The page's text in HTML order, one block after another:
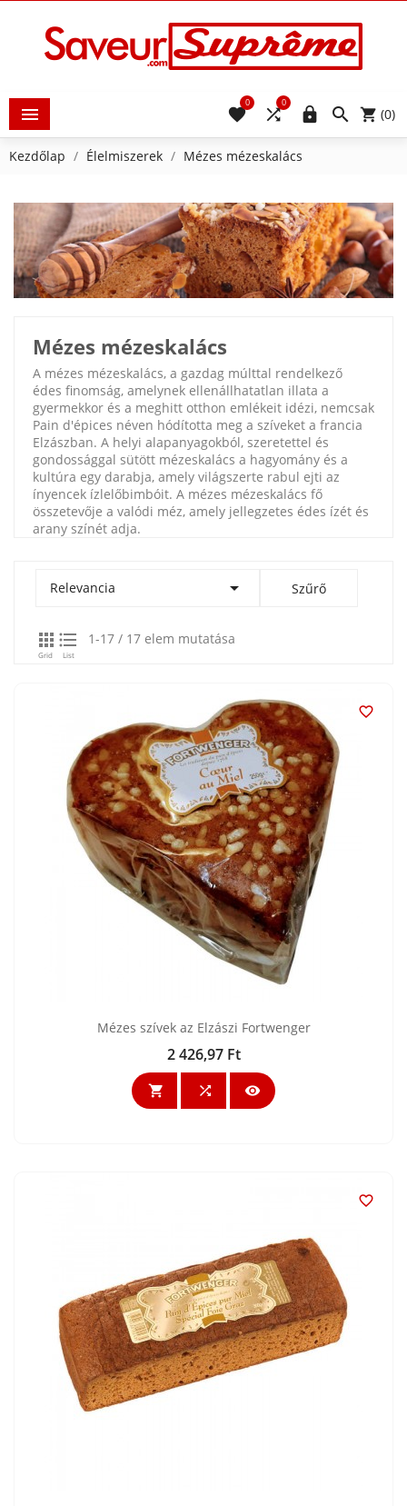
  (0)


0

0
Kezdőlap Élelmiszerek Mézes mézeskalács
Mézes mézeskalács
A mézes mézeskalács, a gazdag múlttal rendelkező
édes finomság, amelynek ellenállhatatlan illata a
gyermekkor és a meghitt otthon emlékeit idézi, nemcsak
Pain d'épices néven hódította meg a szíveket a francia
Elzászban. A helyi alapanyagokból, szeretettel és
gondossággal sütött mézeskalács a hagyomány és a
kultúra egy darabja, amely világszerte rabul ejti az
ínyencek ízlelőbimbóit. A mézes mézeskalács fő
összetevője a valódi méz, amely jellegzetes édes ízét és
arany színét adja.
Relevancia  Szűrő

Grid

List
1-17 / 17 elem mutatása

Mézes szívek az Elzászi Fortwenger
Ár
2 426,97 Ft
  
